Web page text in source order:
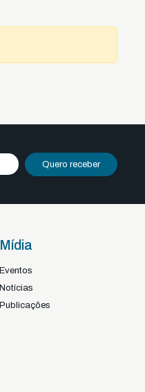
Quero receber
Mídia
Eventos
Notícias
Publicações